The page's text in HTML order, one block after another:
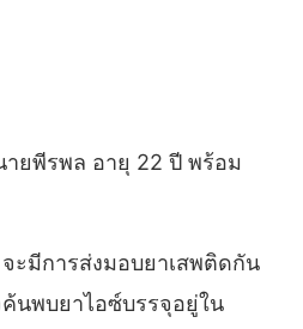
ายพีรพล อายุ 22 ปี พร้อม
ะมีการส่งมอบยาเสพติดกัน
นพบยาไอซ์บรรจุอยู่ใน